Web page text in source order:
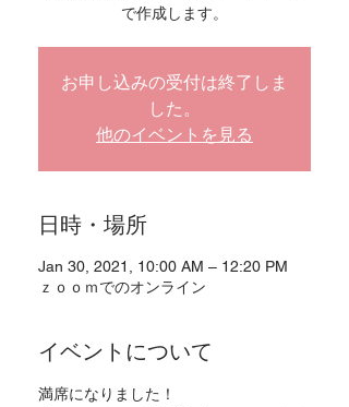
で作成します。
お申し込みの受付は終了しま
した。
他のイベントを見る
日時・場所
Jan 30, 2021, 10:00 AM – 12:20 PM
ｚｏｏｍでのオンライン
イベントについて
満席になりました！